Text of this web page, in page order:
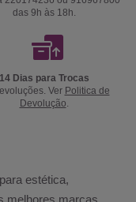
das 9h às 18h.
14 Dias para Trocas
Ver Politica de
Devolução
estética,
melhores marcas